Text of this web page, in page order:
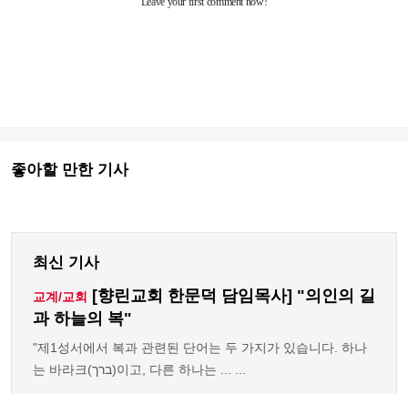
좋아할 만한 기사
최신 기사
교계/교회 [향린교회 한문덕 담임목사] "의인의 길
과 하늘의 복"
"제1성서에서 복과 관련된 단어는 두 가지가 있습니다. 하나
는 바라크(ברך)이고, 다른 하나는 ... ...